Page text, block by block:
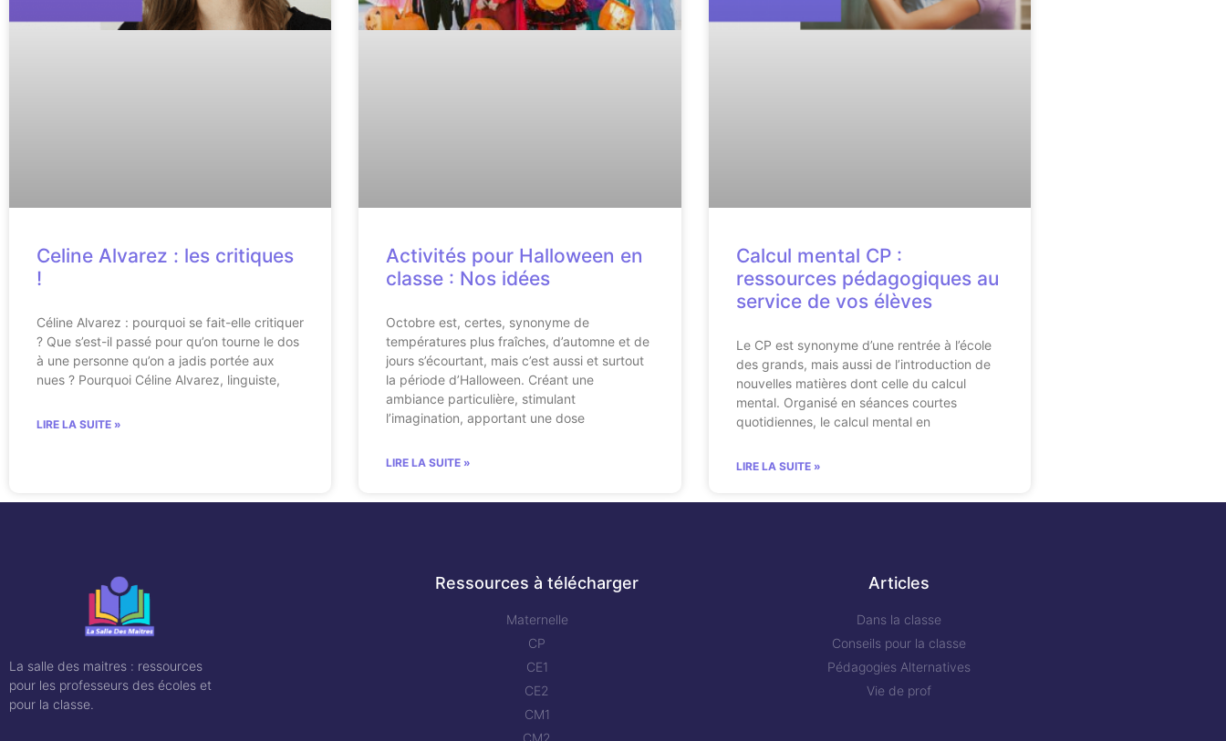
Celine Alvarez : les critiques
!
Céline Alvarez : pourquoi se fait-elle critiquer
? Que s’est-il passé pour qu’on tourne le dos
à une personne qu’on a jadis portée aux
nues ? Pourquoi Céline Alvarez, linguiste,
LIRE LA SUITE »
Activités pour Halloween en
classe : Nos idées
Octobre est, certes, synonyme de
températures plus fraîches, d’automne et de
jours s’écourtant, mais c’est aussi et surtout
la période d’Halloween. Créant une
ambiance particulière, stimulant
l’imagination, apportant une dose
LIRE LA SUITE »
Calcul mental CP :
ressources pédagogiques au
service de vos élèves
Le CP est synonyme d’une rentrée à l’école
des grands, mais aussi de l’introduction de
nouvelles matières dont celle du calcul
mental. Organisé en séances courtes
quotidiennes, le calcul mental en
LIRE LA SUITE »
La salle des maitres : ressources
pour les professeurs des écoles et
pour la classe.
Ressources à télécharger
Maternelle
CP
CE1
CE2
CM1
CM2
Articles
Dans la classe
Conseils pour la classe
Pédagogies Alternatives
Vie de prof